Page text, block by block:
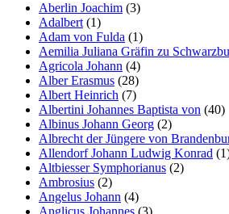
Aberlin Joachim (3)
Adalbert(1)
Adam von Fulda (1)
Aemilia Juliana Gräfin zu
Agricola Johann (4)
Alber Erasmus (28)
Albert Heinrich (7)
Albertini Johannes Baptista von (40)
Albinus Johann Georg (2)
Albrecht der Jüngere von
Allendorf Johann Ludwig Konrad
Altbiesser Symphorianus (2)
Ambrosius (2)
Angelus Johann (4)